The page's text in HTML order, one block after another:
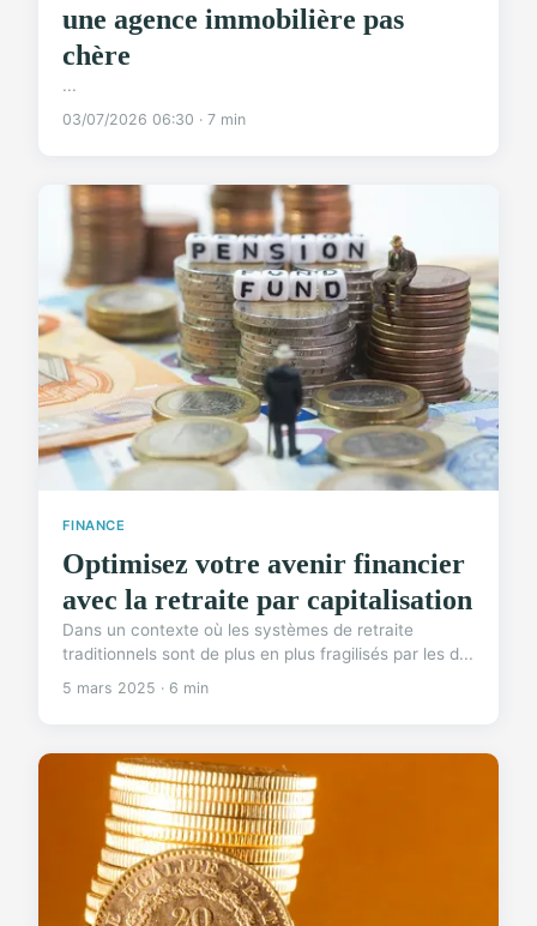
une agence immobilière pas
chère
...
03/07/2026 06:30 · 7 min
FINANCE
Optimisez votre avenir financier
avec la retraite par capitalisation
Dans un contexte où les systèmes de retraite
traditionnels sont de plus en plus fragilisés par les d...
5 mars 2025 · 6 min